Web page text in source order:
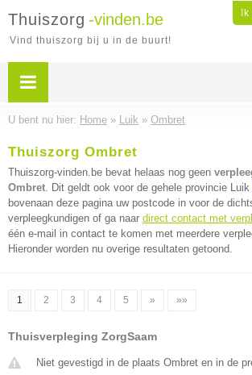
Thuiszorg -vinden.be
Vind thuiszorg bij u in de buurt!
U bent nu hier: Home » Luik » Ombret
Thuiszorg Ombret
Thuiszorg-vinden.be bevat helaas nog geen
Ombret. Dit geldt ook voor de gehele provincie Luik
bovenaan deze pagina uw postcode in voor de
verpleegkundigen of ga naar direct contact met
één e-mail in contact te komen met meerdere
Hieronder worden nu overige resultaten getoond.
1 2 3 4 5 » »»
Thuisverpleging ZorgSaam
Niet gevestigd in de plaats Ombret en in de